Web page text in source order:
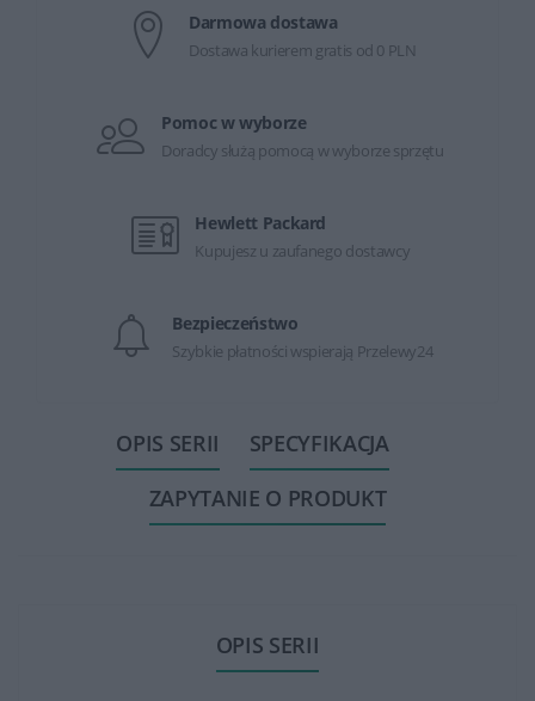
Darmowa dostawa
Dostawa kurierem gratis od 0 PLN
Pomoc w wyborze
Doradcy służą pomocą w wyborze sprzętu
Hewlett Packard
Kupujesz u zaufanego dostawcy
Bezpieczeństwo
Szybkie płatności wspierają Przelewy24
OPIS SERII
SPECYFIKACJA
ZAPYTANIE O PRODUKT
OPIS SERII